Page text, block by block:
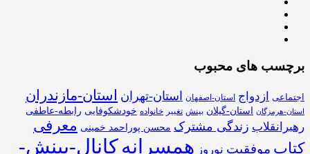
برچسب های محبوب
اجتماعی ازدواج استان-اصفهان استان-تهران استان-مازندران
استان-هرمزگان استان-گیلان بینش تغییر خانواده خودشکوفایی رابطه-عاطفی
رهبرانقلاب زندگی مشترک محسن پوراحمد خمینی معرفی
کتاب موفقیت نوروز همسرانهکانال-بینش-